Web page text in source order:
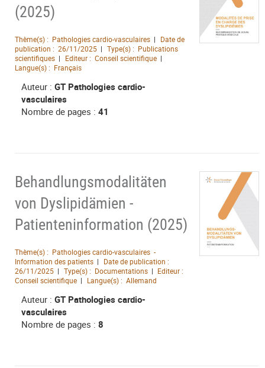
(2025)
Thème(s) : Pathologies cardio-vasculaires
Date de
publication : 26/11/2025 Type(s) : Publications
scientifiques
Editeur : Conseil scientifique
Langue(s) : Français
Auteur : GT Pathologies cardio-
vasculaires
Nombre de pages : 41
Behandlungsmodalitäten
von Dyslipidämien -
Patienteninformation (2025)
Thème(s) : Pathologies cardio-vasculaires -
Information des patients
Date de publication :
26/11/2025
Type(s) : Documentations
Editeur :
Conseil scientifique
Langue(s) : Allemand
Auteur : GT Pathologies cardio-
vasculaires
Nombre de pages : 8